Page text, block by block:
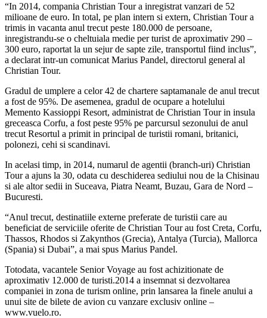
“In 2014, compania Christian Tour a inregistrat vanzari de 52
milioane de euro. In total, pe plan intern si extern, Christian Tour a
trimis in vacanta anul trecut peste 180.000 de persoane,
inregistrandu-se o cheltuiala medie per turist de aproximativ 290 –
300 euro, raportat la un sejur de sapte zile, transportul fiind inclus”,
a declarat intr-un comunicat Marius Pandel, directorul general al
Christian Tour.
Gradul de umplere a celor 42 de chartere saptamanale de anul trecut
a fost de 95%. De asemenea, gradul de ocupare a hotelului
Memento Kassioppi Resort, administrat de Christian Tour in insula
greceasca Corfu, a fost peste 95% pe parcursul sezonului de anul
trecut Resortul a primit in principal de turistii romani, britanici,
polonezi, cehi si scandinavi.
In acelasi timp, in 2014, numarul de agentii (branch-uri) Christian
Tour a ajuns la 30, odata cu deschiderea sediului nou de la Chisinau
si ale altor sedii in Suceava, Piatra Neamt, Buzau, Gara de Nord –
Bucuresti.
“Anul trecut, destinatiile externe preferate de turistii care au
beneficiat de serviciile oferite de Christian Tour au fost Creta, Corfu,
Thassos, Rhodos si Zakynthos (Grecia), Antalya (Turcia), Mallorca
(Spania) si Dubai”, a mai spus Marius Pandel.
Totodata, vacantele Senior Voyage au fost achizitionate de
aproximativ 12.000 de turisti.2014 a insemnat si dezvoltarea
companiei in zona de turism online, prin lansarea la finele anului a
unui site de bilete de avion cu vanzare exclusiv online –
www.vuelo.ro.